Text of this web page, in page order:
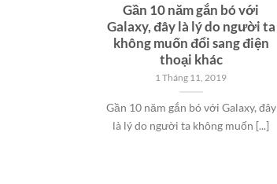
Gần 10 năm gắn bó với
Galaxy, đây là lý do người ta
không muốn đổi sang điện
thoại khác
1 Tháng 11, 2019
Gần 10 năm gắn bó với Galaxy, đây
là lý do người ta không muốn [...]